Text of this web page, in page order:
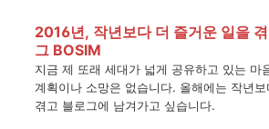
2016년, 작년보다 더 즐거운 일을
그 BOSIM
지금 제 또래 세대가 넓게 공유하고 있는 마
계획이나 소망은 없습니다. 올해에는 작년보
겪고 블로그에 남겨가고 싶습니다.